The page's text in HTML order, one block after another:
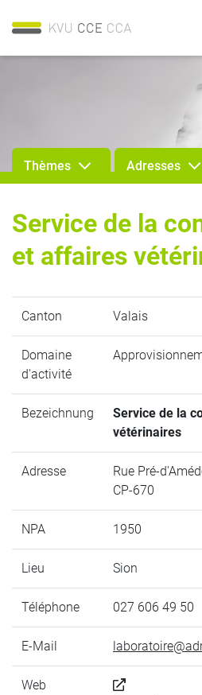
Thèmes Adresses
Service de la
et affaires
Canton Valais
Domaine
d'activité
Bezeichnung
Service de la
vétérinaires
Adresse
Rue Pré-
CP-670
NPA 1950
Lieu Sion
Téléphone 027 606 49 50
E-Mail
Web